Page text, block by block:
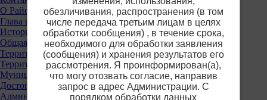
обезличивания, распространения (в том
числе передача третьим лицам в целях
обработки сообщения) , в течение срока,
необходимого для обработки заявления
(сообщения) и хранения результатов его
рассмотрения. Я проинформирован(а),
что могу отозвать согласие, направив
запрос в адрес Администрации. С
порядком обработки данных
О Районе
Глава района
История
Общая информация
Территориальные органы власти
Территориальная избирательная комиссия
Муниципальные учреждения
Достопримечательности
Администрация района